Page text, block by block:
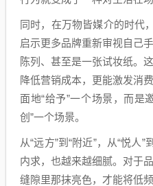
同时，在万物皆媒介的时代
启示更多品牌重新审视自己
陈列、甚至是一张试妆纸。
降低营销成本，更能激发消
面地“给予”一个场景，而是
创”一个场景。
从“远方”到“附近”，从“悦人
内求，也越来越细腻。对于
缝隙里那抹亮色，才能将低